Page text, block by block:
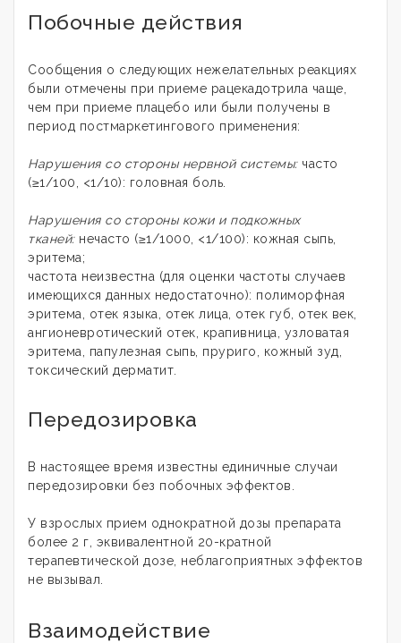
Побочные действия
Сообщения о следующих нежелательных реакциях
были отмечены при приеме рацекадотрила чаще,
чем при приеме плацебо или были получены в
период постмаркетингового применения:
Нарушения со стороны нервной системы:часто
(≥1/100, <1/10): головная боль.
Нарушения со стороны кожи и подкожных
тканей: нечасто (≥1/1000, <1/100): кожная сыпь,
эритема;
частота неизвестна (для оценки частоты случаев
имеющихся данных недостаточно): полиморфная
эритема, отек языка, отек лица, отек губ, отек век,
ангионевротический отек, крапивница, узловатая
эритема, папулезная сыпь, пруриго, кожный зуд,
токсический дерматит.
Передозировка
В настоящее время известны единичные случаи
передозировки без побочных эффектов.
У взрослых прием однократной дозы препарата
более 2 г, эквивалентной 20-кратной
терапевтической дозе, неблагоприятных эффектов
не вызывал.
Взаимодействие